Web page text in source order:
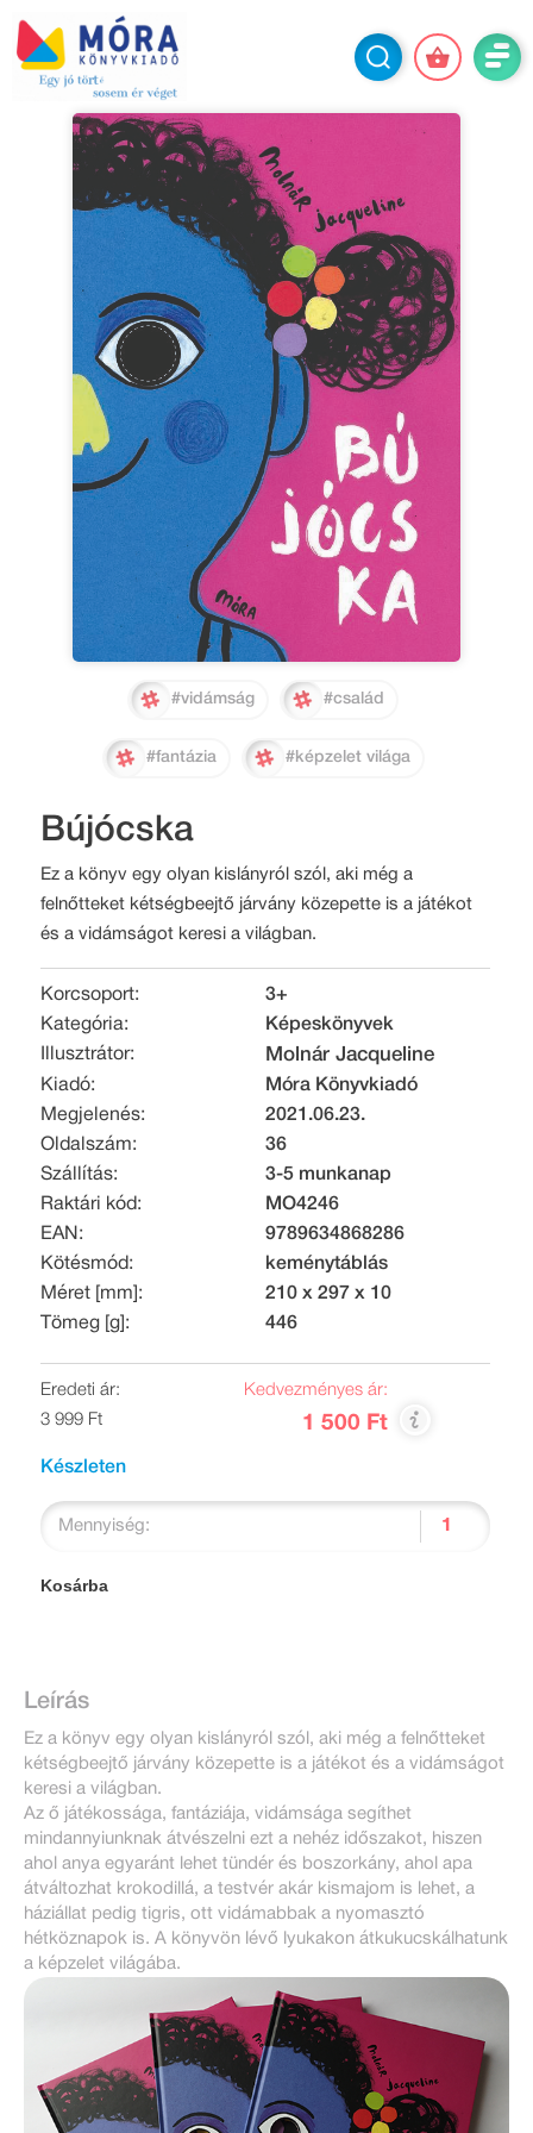
#vidámság #család
#fantázia #képzelet világa
Bújócska
Ez a könyv egy olyan kislányról szól, aki még a
felnőtteket kétségbeejtő járvány közepette is a játékot
és a vidámságot keresi a világban.
Korcsoport:
3+
Kategória:
Képeskönyvek
Illusztrátor:
Molnár Jacqueline
Kiadó:
Móra Könyvkiadó
Megjelenés:
2021.06.23.
Oldalszám:
36
Szállítás:
3-5 munkanap
Raktári kód:
MO4246
EAN:
9789634868286
Kötésmód:
keménytáblás
Méret [mm]:
210 x 297 x 10
Tömeg [g]:
446
Eredeti ár:
3 999 Ft
Kedvezményes ár:
1 500 Ft
Készleten
Mennyiség:
Kosárba
Leírás
Ez a könyv egy olyan kislányról szól, aki még a felnőtteket
kétségbeejtő járvány közepette is a játékot és a vidámságot
keresi a világban.
Az ő játékossága, fantáziája, vidámsága segíthet
mindannyiunknak átvészelni ezt a nehéz időszakot, hiszen
ahol anya egyaránt lehet tündér és boszorkány, ahol apa
átváltozhat krokodillá, a testvér akár kismajom is lehet, a
háziállat pedig tigris, ott vidámabbak a nyomasztó
hétköznapok is. A könyvön lévő lyukakon átkukucskálhatunk
a képzelet világába.